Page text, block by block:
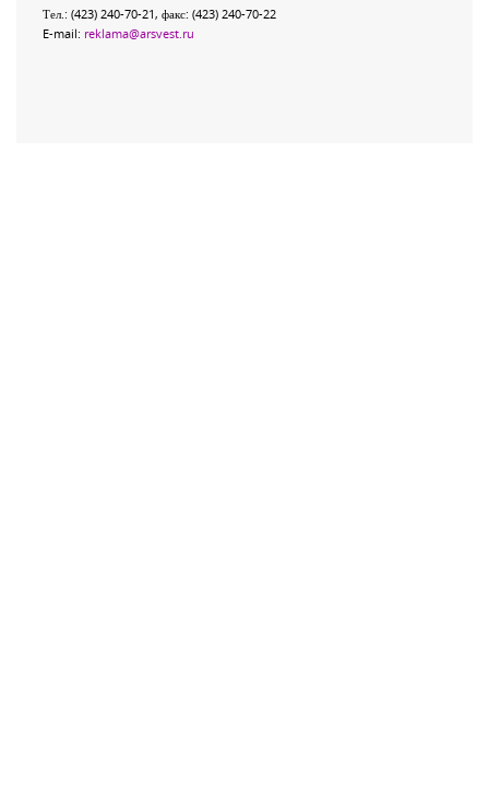
Тел.: (423) 240-70-21, факс: (423) 240-70-22
E-mail: reklama@arsvest.ru